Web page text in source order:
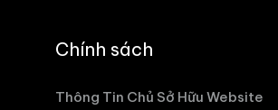
Chính sách
Thông Tin Chủ Sở Hữu Website